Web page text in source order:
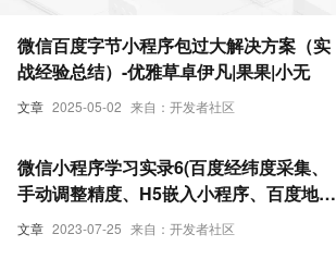
文章 2025-05-02 来自：开发者社区
微信百度字节小程序包过大解决方案（实
战经验总结）-优雅草卓伊凡|果果|小无
文章 2023-07-25 来自：开发者社区
微信小程序学习实录6(百度经纬度采集、
手动调整精度、H5嵌入小程序、百度地图
jsAPI、实时定位、H5更新自动刷新)